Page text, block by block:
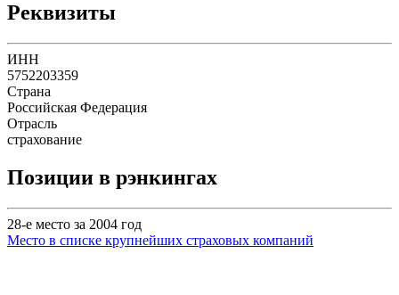
Реквизиты
ИНН
5752203359
Страна
Российская Федерация
Отрасль
страхование
Позиции в рэнкингах
28-е место за 2004 год
Место в списке крупнейших страховых компаний